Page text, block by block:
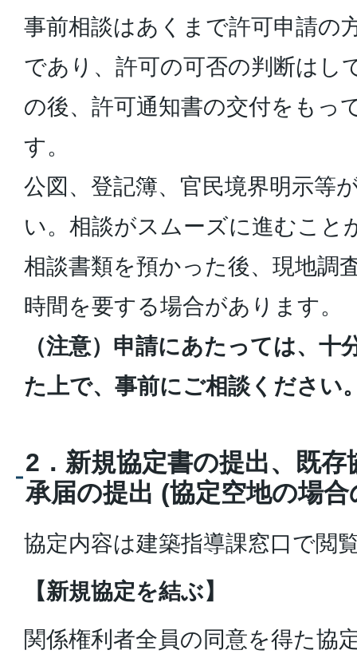
事前相談はあくまで許可申請の
であり、許可の可否の判断はし
の後、許可通知書の交付をもっ
す。
公図、登記簿、官民境界明示等
い。相談がスムーズに進むこと
相談書類を預かった後、現地調
時間を要する場合があります。
（注意）申請にあたっては、十
た上で、事前にご相談ください
2．新規協定書の提出、既
承届の提出 (協定空地の場合
協定内容は建築指導課窓口で閲
【新規協定を結ぶ】
関係権利者全員の同意を得た協